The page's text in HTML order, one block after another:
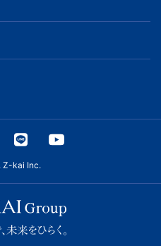
Z-kai Inc.